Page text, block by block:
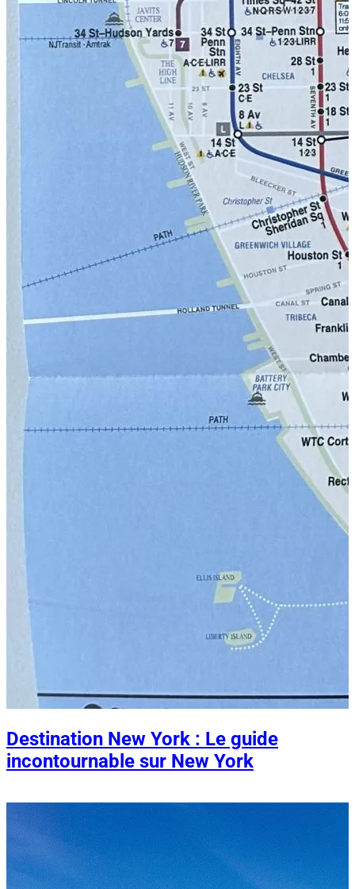
Destination New York : Le guide
incontournable sur New York